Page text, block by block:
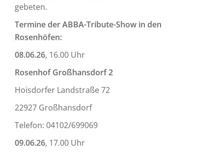
gebeten.
Termine der ABBA-Tribute-Show in den
Rosenhöfen:
08.06.26, 16.00 Uhr
Rosenhof Großhansdorf 2
Hoisdorfer Landstraße 72
22927 Großhansdorf
Telefon: 04102/699069
09.06.26, 17.00 Uhr